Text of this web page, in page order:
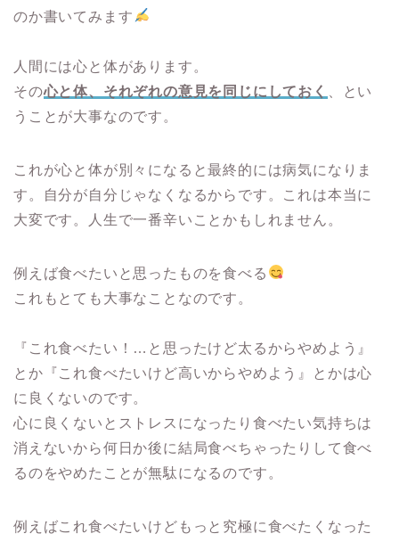
のか書いてみます
人間には心と体があります。
その心と体、それぞれの意見を同じにしておく
、とい
うことが大事なのです。
これが心と体が別々になると最終的には病気になりま
す。自分が自分じゃなくなるからです。これは本当に
大変です。人生で一番辛いことかもしれません。
例えば食べたいと思ったものを食べる
これもとても大事なことなのです。
『これ食べたい！…と思ったけど太るからやめよう』
とか『これ食べたいけど高いからやめよう』とかは心
に良くないのです。
心に良くないとストレスになったり食べたい気持ちは
消えないから何日か後に結局食べちゃったりして食べ
るのをやめたことが無駄になるのです。
例えばこれ食べたいけどもっと究極に食べたくなった